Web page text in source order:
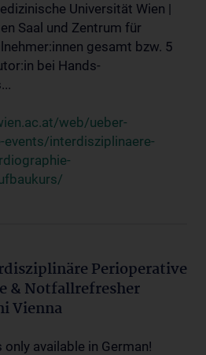
Universität Wien |
Saal und Zentrum für
gesamt bzw. 5
bei Hands-
web/ueber-
interdisziplinaere-
Perioperative
& Notfallrefresher
Vienna
available in German!